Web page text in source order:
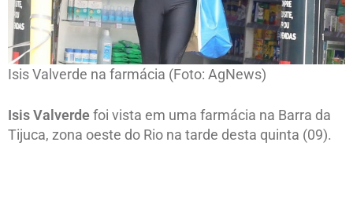
Isis Valverde na farmácia (Foto: AgNews)
Isis Valverdefoi vista em uma farmácia na Barra da
Tijuca, zona oeste do Rio na tarde desta quinta (09).